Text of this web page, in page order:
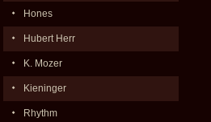
Hones
Hubert Herr
K. Mozer
Kieninger
Rhythm